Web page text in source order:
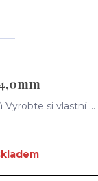
si vlastní ...